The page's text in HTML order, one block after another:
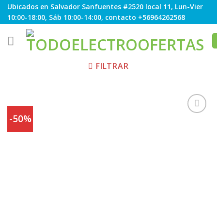
Skip
to
content
Ubicados en Salvador Sanfuentes #2520 local 11, Lun-Vier
10:00-18:00, Sáb 10:00-14:00, contacto +56964262568
FILTRAR
-50%